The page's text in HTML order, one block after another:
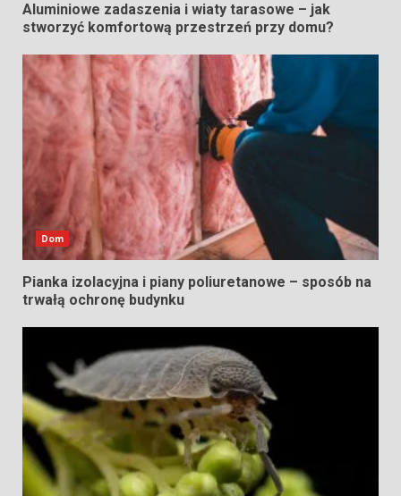
Aluminiowe zadaszenia i wiaty tarasowe – jak
stworzyć komfortową przestrzeń przy domu?
Dom
Pianka izolacyjna i piany poliuretanowe – sposób na
trwałą ochronę budynku